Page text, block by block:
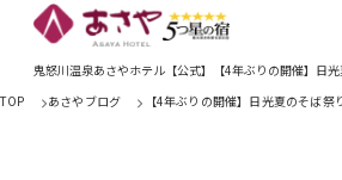
鬼怒川温泉あさやホテル【公式】【4年ぶりの開催】日
TOP あさやブログ 【4年ぶりの開催】日光夏のそば